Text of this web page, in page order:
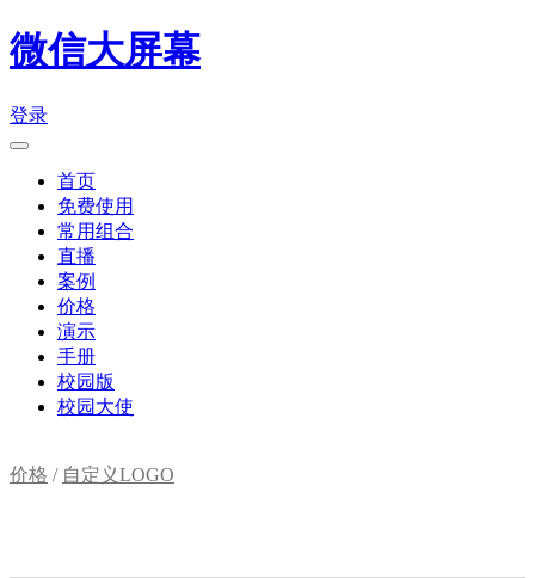
微信大屏幕
登录
首页
免费使用
常用组合
直播
案例
价格
演示
手册
校园版
校园大使
价格 / 自定义LOGO